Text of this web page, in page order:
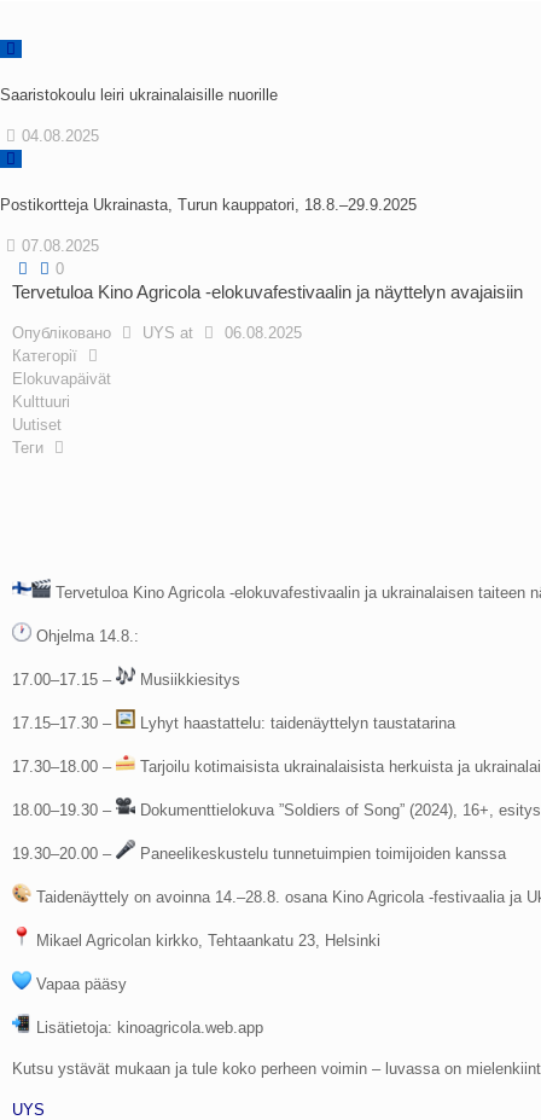
Saaristokoulu leiri ukrainalaisille nuorille
04.08.2025
Postikortteja Ukrainasta, Turun kauppatori, 18.8.–29.9.2025
07.08.2025
0
Tervetuloa Kino Agricola -elokuvafestivaalin ja näyttelyn avajaisiin
Опубліковано UYS at
06.08.2025
Категорії
Elokuvapäivät
Kulttuuri
Uutiset
Теги
Tervetuloa Kino Agricola -elokuvafestivaalin ja ukrainalaisen taiteen
Ohjelma 14.8.:
17.00–17.15 – Musiikkiesitys
17.15–17.30 – Lyhyt haastattelu: taidenäyttelyn taustatarina
17.30–18.00 – Tarjoilu kotimaisista ukrainalaisista herkuista ja
18.00–19.30 – Dokumenttielokuva ”Soldiers of Song” (2024), 16+, esitys
19.30–20.00 – Paneelikeskustelu tunnetuimpien toimijoiden kanssa
Taidenäyttely on avoinna 14.–28.8. osana Kino Agricola -festivaalia ja
Mikael Agricolan kirkko, Tehtaankatu 23, Helsinki
Vapaa pääsy
Lisätietoja: kinoagricola.web.app
Kutsu ystävät mukaan ja tule koko perheen voimin – luvassa on
UYS